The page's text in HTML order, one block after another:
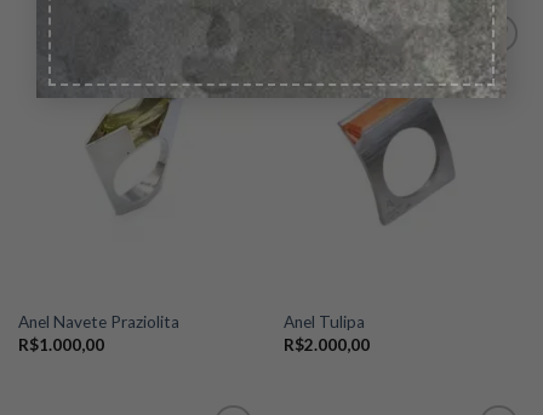
Anel Navete Praziolita
R$1.000,00
Anel Tulipa
R$2.000,00